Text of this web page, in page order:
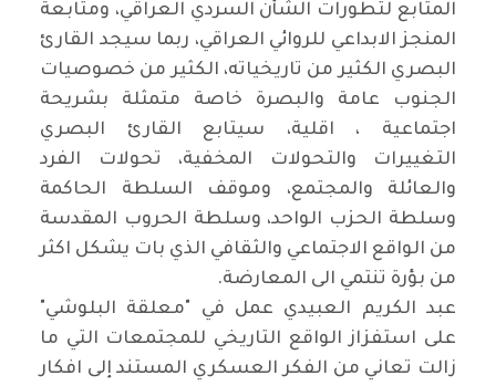
المتابع لتطورات الشأن السردي العراقي، ومتابعة
المنجز الابداعي للروائي العراقي، ربما سيجد القارئ
البصري الكثير من تاريخياته، الكثير من خصوصيات
الجنوب عامة والبصرة خاصة متمثلة بشريحة
اجتماعية ، اقلية، سيتابع القارئ البصري
التغييرات والتحولات المخفية، تحولات الفرد
والعائلة والمجتمع، وموقف السلطة الحاكمة
وسلطة الحزب الواحد، وسلطة الحروب المقدسة
من الواقع الاجتماعي والثقافي الذي بات يشكل اكثر
من بؤرة تنتمي الى المعارضة.
عبد الكريم العبيدي عمل في "معلقة البلوشي"
على استفزاز الواقع التاريخي للمجتمعات التي ما
زالت تعاني من الفكر العسكري المستند إلى افكار